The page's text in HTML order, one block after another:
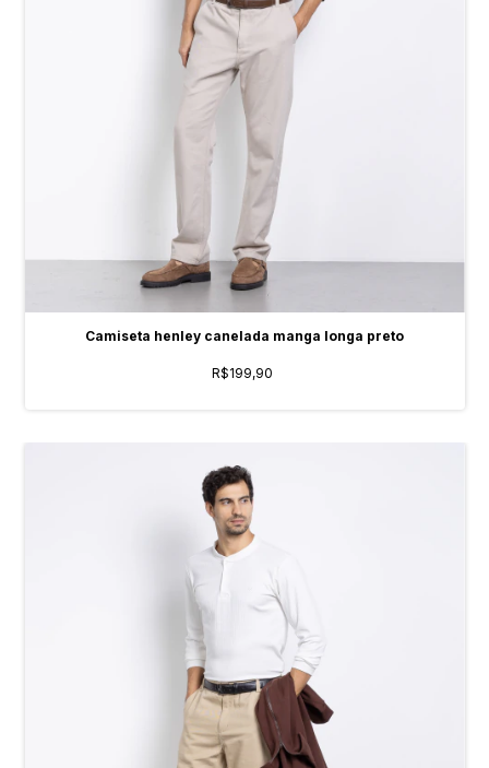
Camiseta henley canelada manga longa preto
R$199,90